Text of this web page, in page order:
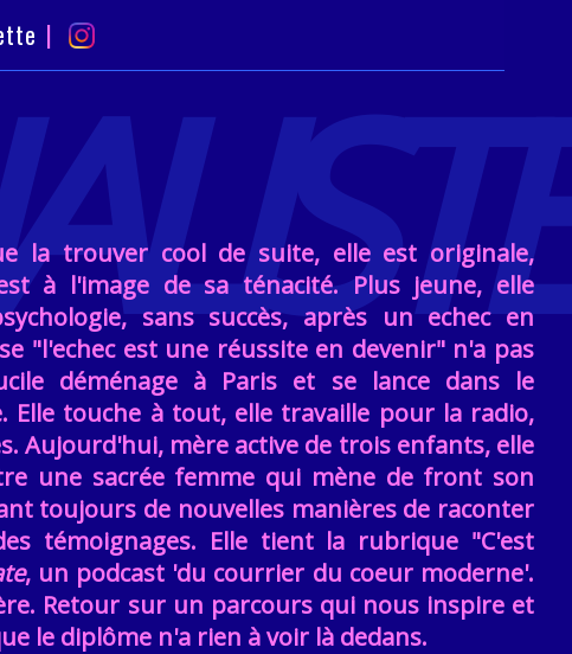
la trouver cool de suite, elle est originale,
à l'image de sa ténacité. Plus jeune, elle
sans succès, après un echec en
"l'echec est une réussite en devenir" n'a pas
déménage à Paris et se lance dans le
Elle touche à tout, elle travaille pour la radio,
Aujourd'hui, mère active de trois enfants, elle
une sacrée femme qui mène de front son
toujours de nouvelles manières de raconter
témoignages. Elle tient la rubrique "C'est
, un podcast 'du courrier du coeur moderne'.
Retour sur un parcours qui nous inspire et
le diplôme n'a rien à voir là dedans.